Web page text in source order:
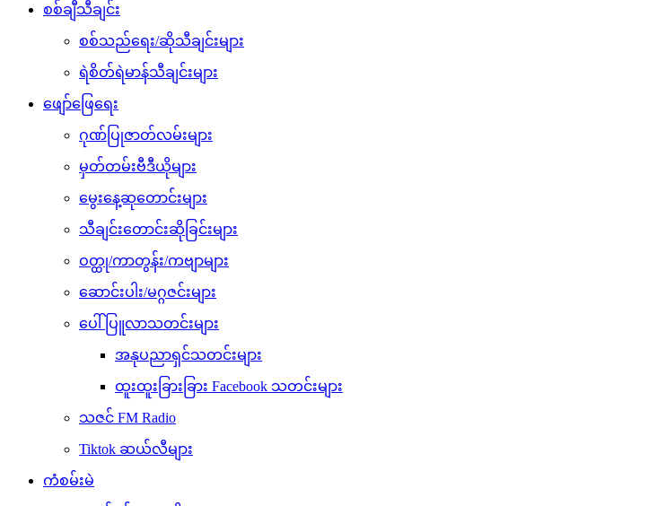
စစ်ချီသီချင်း
စစ်သည်ရေး/ဆိုသီချင်းများ
ရဲစိတ်ရဲမာန်သီချင်းများ
ဖျော်ဖြေရေး
ဂုဏ်ပြုဇာတ်လမ်းများ
မှတ်တမ်းဗီဒီယိုများ
မွေးနေ့ဆုတောင်းများ
သီချင်းတောင်းဆိုခြင်းများ
ဝတ္ထု/ကာတွန်း/ကဗျာများ
ဆောင်းပါး/မဂ္ဂဇင်းများ
ပေါ်ပြူလာသတင်းများ
အနုပညာရှင်သတင်းများ
ထူးထူးခြားခြား Facebook သတင်းများ
သဇင် FM Radio
Tiktok ဆယ်လီများ
ကံစမ်းမဲ